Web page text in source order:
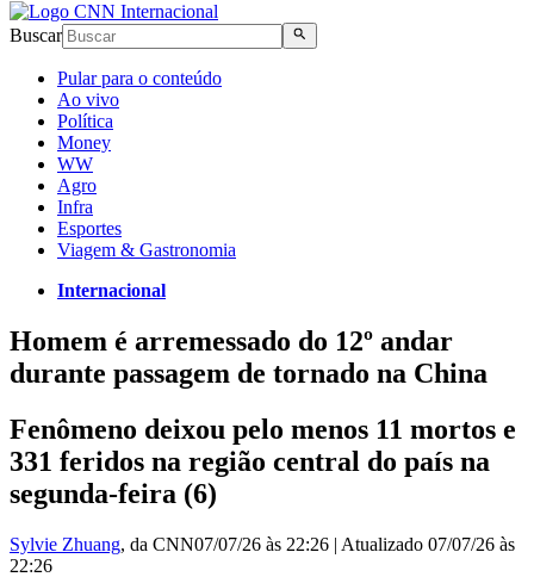
Buscar
Pular para o conteúdo
Ao vivo
Política
Money
WW
Agro
Infra
Esportes
Viagem & Gastronomia
Internacional
Homem é arremessado do 12º andar
durante passagem de tornado na China
Fenômeno deixou pelo menos 11 mortos e
331 feridos na região central do país na
segunda-feira (6)
Sylvie Zhuang, da CNN07/07/26 às 22:26 | Atualizado 07/07/26 às
22:26